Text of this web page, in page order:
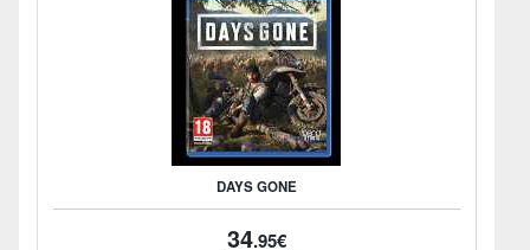
DAYS GONE
34.95€